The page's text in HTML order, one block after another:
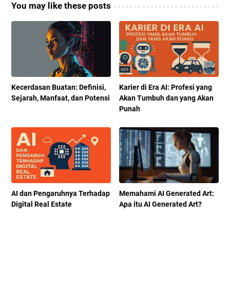
You may like these posts
Kecerdasan Buatan: Definisi,
Sejarah, Manfaat, dan Potensi
Karier di Era AI: Profesi yang
Akan Tumbuh dan yang Akan
Punah
AI dan Pengaruhnya Terhadap
Digital Real Estate
Memahami AI Generated Art:
Apa itu AI Generated Art?